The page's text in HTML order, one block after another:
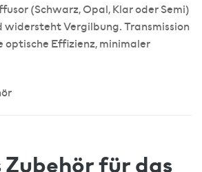
(Schwarz, Opal, Klar oder Semi)
Vergilbung. Transmission
optische Effizienz, minimaler
Zubehör für das